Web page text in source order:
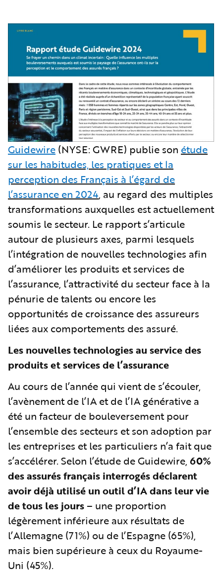
Guidewire (NYSE: GWRE) publie son étude
sur les habitudes, les pratiques et la
perception des Français à l’égard de
l’assurance en 2024, au regard des multiples
transformations auxquelles est actuellement
soumis le secteur. Le rapport s’articule
autour de plusieurs axes, parmi lesquels
l’intégration de nouvelles technologies afin
d’améliorer les produits et services de
l’assurance, l’attractivité du secteur face à la
pénurie de talents ou encore les
opportunités de croissance des assureurs
liées aux comportements des assuré.
Les nouvelles technologies au service des
produits et services de l’assurance
Au cours de l’année qui vient de s’écouler,
l’avènement de l’IA et de l’IA générative a
été un facteur de bouleversement pour
l’ensemble des secteurs et son adoption par
les entreprises et les particuliers n’a fait que
s’accélérer. Selon l’étude de Guidewire, 60%
des assurés français interrogés déclarent
avoir déjà utilisé un outil d’IA dans leur vie
de tous les jours – une proportion
légèrement inférieure aux résultats de
l’Allemagne (71%) ou de l’Espagne (65%),
mais bien supérieure à ceux du Royaume-
Uni (45%).